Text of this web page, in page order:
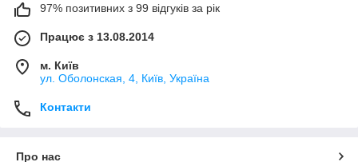
97% позитивних з 99 відгуків за рік
Працює з 13.08.2014
м. Київ
ул. Оболонская, 4, Київ, Україна
Контакти
Про нас